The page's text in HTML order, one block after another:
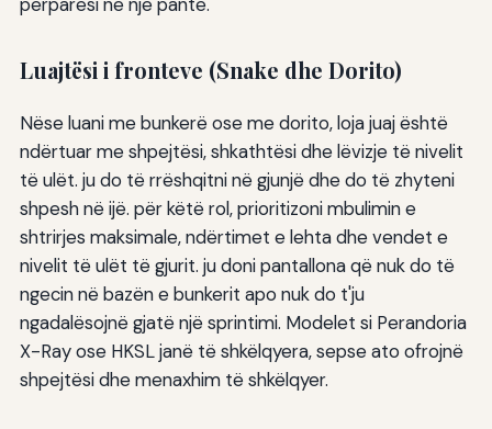
Luajtësi i fronteve (Snake dhe Dorito)
Nëse luani me bunkerë ose me dorito, loja juaj është
ndërtuar me shpejtësi, shkathtësi dhe lëvizje të nivelit
të ulët. ju do të rrëshqitni në gjunjë dhe do të zhyteni
shpesh në ijë. për këtë rol, prioritizoni mbulimin e
shtrirjes maksimale, ndërtimet e lehta dhe vendet e
nivelit të ulët të gjurit. ju doni pantallona që nuk do të
ngecin në bazën e bunkerit apo nuk do t'ju
ngadalësojnë gjatë një sprintimi. Modelet si Perandoria
X-Ray ose HKSL janë të shkëlqyera, sepse ato ofrojnë
shpejtësi dhe menaxhim të shkëlqyer.